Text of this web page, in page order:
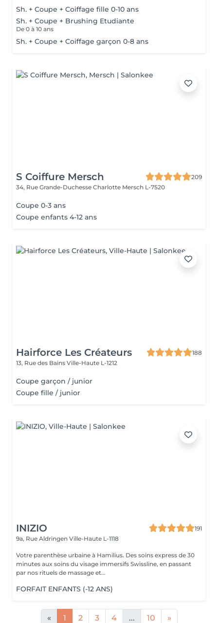
Sh. + Coupe + Coiffage fille 0-10 ans
Sh. + Coupe + Brushing Etudiante
De 0 à 10 ans
Sh. + Coupe + Coiffage garçon 0-8 ans
S Coiffure Mersch
209
34, Rue Grande-Duchesse Charlotte Mersch L-7520
Coupe 0-3 ans
Coupe enfants 4-12 ans
Hairforce Les Créateurs
188
13, Rue des Bains Ville-Haute L-1212
Coupe garçon / junior
Coupe fille / junior
INIZIO
191
9a, Rue Aldringen Ville-Haute L-1118
Votre parenthèse urbaine à Hamilius. Des soins express de 30
minutes aux soins du visage immersifs Swissline, en passant
par nos rituels de massage et...
FORFAIT ENFANTS (-12 ANS)
« 1 2 3 4 ... 10 »